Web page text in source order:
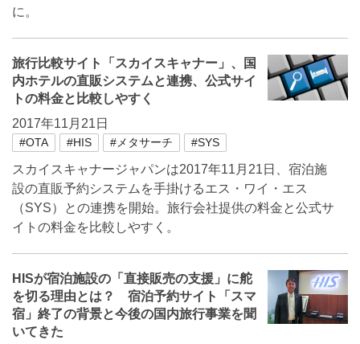
に。
旅行比較サイト「スカイスキャナー」、国
内ホテルの直販システムと連携、公式サイ
トの料金と比較しやすく
2017年11月21日
#OTA #HIS #メタサーチ #SYS
スカイスキャナージャパンは2017年11月21日、宿泊施
設の直販予約システムを手掛けるエス・ワイ・エス
（SYS）との連携を開始。旅行会社提供の料金と公式サ
イトの料金を比較しやすく。
HISが宿泊施設の「直接販売の支援」に舵
を切る理由とは？ 宿泊予約サイト「スマ
宿」終了の背景と今後の国内旅行事業を聞
いてきた